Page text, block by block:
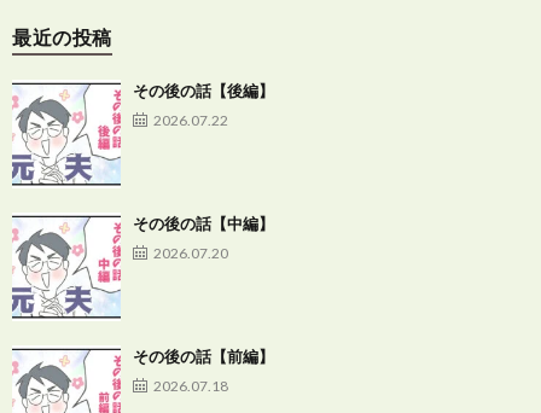
最近の投稿
その後の話【後編】
2026.07.22
その後の話【中編】
2026.07.20
その後の話【前編】
2026.07.18